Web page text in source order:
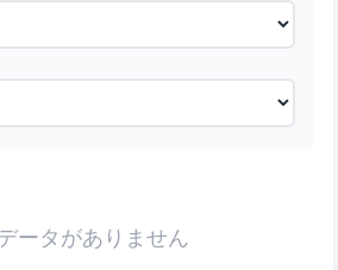
ータがありません